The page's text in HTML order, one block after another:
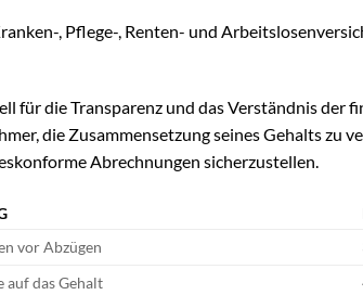
, Pflege-, Renten- und
für die Transparenz und das Verständnis der
die Zusammensetzung seines Gehalts zu
Abrechnungen sicherzustellen.
vor Abzügen
auf das Gehalt